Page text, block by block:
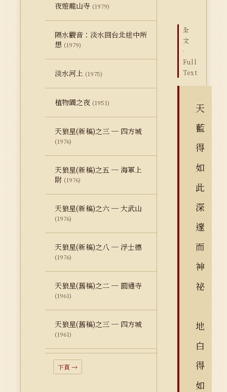
夜遊龍山寺 (1979)
隔水觀音：淡水回台北途中所
想 (1979)
淡水河上 (1975)
植物園之夜 (1951)
天狼星(新稿)之三 ─ 四方城
(1976)
天狼星(新稿)之五 ─ 海軍上
尉 (1976)
天狼星(新稿)之六 ─ 大武山
(1976)
天狼星(新稿)之八 ─ 浮士德
(1976)
天狼星(舊稿)之二 ─ 圓通寺
(1961)
天狼星(舊稿)之三 ─ 四方城
(1961)
下頁 →
全
文
·
Full
Text
天
藍
得
如
此
深
邃
而
神
祕
地
白
得
如